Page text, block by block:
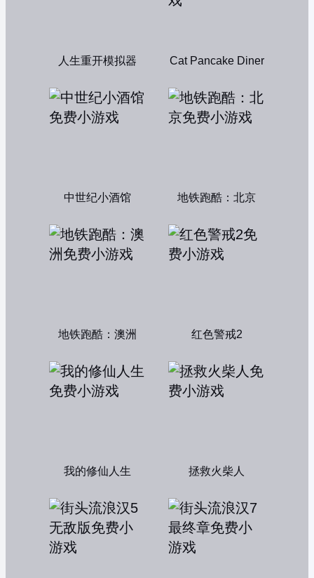
人生重开模拟器 Cat Pancake Diner
中世纪小酒馆 地铁跑酷：北京
地铁跑酷：澳洲 红色警戒2
我的修仙人生 拯救火柴人